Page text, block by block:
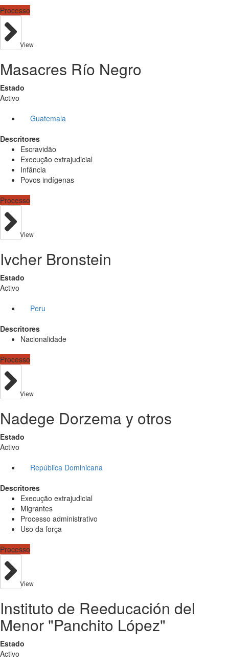
Processo
View
Masacres Río Negro
Estado
Activo
Guatemala
Descritores
Escravidão
Execução extrajudicial
Infância
Povos indígenas
Processo
View
Ivcher Bronstein
Estado
Activo
Peru
Descritores
Nacionalidade
Processo
View
Nadege Dorzema y otros
Estado
Activo
República Dominicana
Descritores
Execução extrajudicial
Migrantes
Processo administrativo
Uso da força
Processo
View
Instituto de Reeducación del
Menor "Panchito López"
Estado
Activo